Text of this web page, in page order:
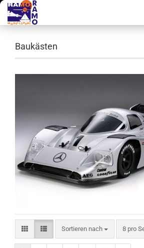
Baukästen
Sortieren nach
Sortieren nach 8 pro
pro